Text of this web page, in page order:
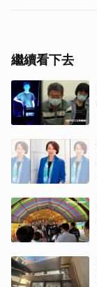
繼續看下去